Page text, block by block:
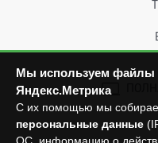
Мы используем файлы
Яндекс.Метрика
С их помощью мы
персональные данные